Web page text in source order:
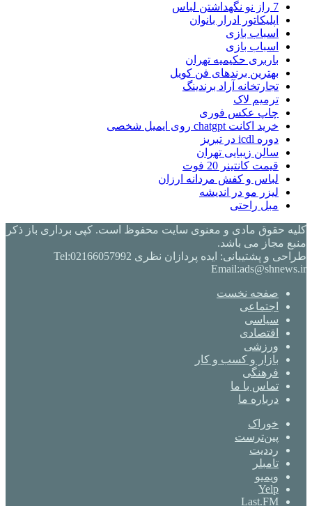
7 راز نو نگهداشتن لباس
اپلیکاتور ادرار بانوان
اسباب بازی
اسباب بازی
باربری حکیمیه تهران
بهترین برندهای فن کویل
تجارتخانه آراد برندینگ
ترمیم لاک
چاپ عکس فوری
خرید اکانت chatgpt روی ایمیل شخصی
دوره icdl در تبریز
سالن زیبایی تهران
قیمت کانتینر 20 فوت
لباس و کفش مردانه ارزان
لیزر مو در اندیشه
مبل راحتی
کلیه حقوق مادی و معنوی سایت محفوظ است. کپی برداری باز ذکر
منبع مجاز می باشد.
طراحی و پشتیبانی: ایده پردازان نظری Tel:02166057992
Email:ads@shnews.ir
صفحه نخست
اجتماعی
سیاسی
اقتصادی
ورزشی
بازار و کسب و کار
فرهنگی
تماس با ما
درباره ما
خوراک
‫پین‌ترست
‫رددیت
‫تامبلر
ویمیو
Yelp
Last.FM